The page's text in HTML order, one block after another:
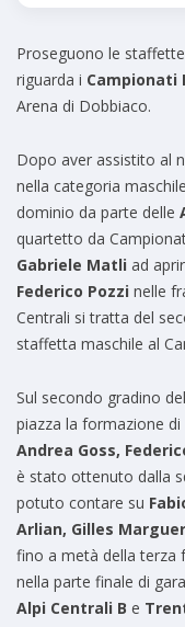
Proseguono le
riguarda i Campionati
Arena di Dobbiaco.
Dopo aver assistito al
nella categoria
dominio da parte delle
quartetto da
Gabriele Matli ad
Federico Pozzi nelle
Centrali si tratta del
staffetta maschile al
Sul secondo gradino
piazza la formazione di
Andrea Goss,
è stato ottenuto dalla
potuto contare su
Arlian, Gilles
fino a metà della terza
nella parte finale di
Alpi Centrali B e